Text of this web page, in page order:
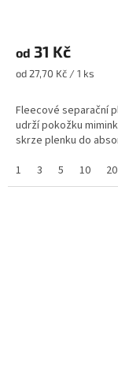
od 31 Kč
Měrná
od 27,70 Kč / 1 ks
Fleecové separační
udrží pokožku
skrze plenku do
1
3 5 10 20